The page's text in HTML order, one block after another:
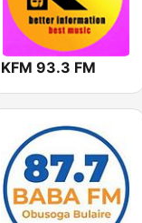
KFM 93.3 FM